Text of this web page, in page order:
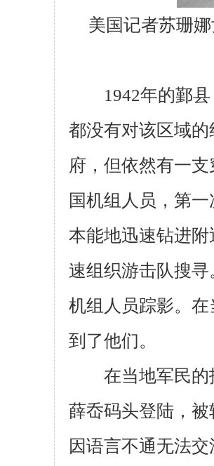
美国记者苏珊
1942年的鄞
都没有对该区域
府，但依然有一
国机组人员，第
本能地迅速钻进
速组织游击队搜
机组人员踪影。
到了他们。
在当地军民的
薛岙码头登陆，
因语言不通无法